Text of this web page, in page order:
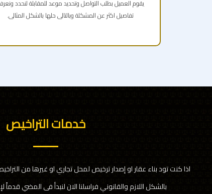
يقوم العميل بطلب التواصل وتحديد موعد للمقابلة لنحدد
تفاصيل اكثر عن المشكلة وبالتالى حلها بالشكل المثالى.
خدمات التراخيص
اذا كنت تود بناء عقار او إصدار ترخيص لمحل تجاري او غيرها من
بالشكل اللازم والقانوني فراسلنا الان لنبدأ فى المضي قدماً